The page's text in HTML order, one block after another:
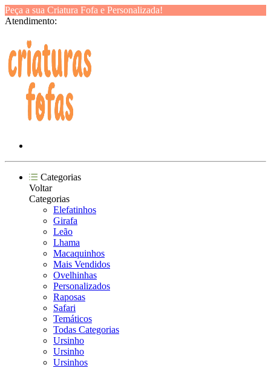
Peça a sua Criatura Fofa e Personalizada!
Atendimento:
Categorias
Voltar
Categorias
Elefatinhos
Girafa
Leão
Lhama
Macaquinhos
Mais Vendidos
Ovelhinhas
Personalizados
Raposas
Safari
Temáticos
Todas Categorias
Ursinho
Ursinho
Ursinhos